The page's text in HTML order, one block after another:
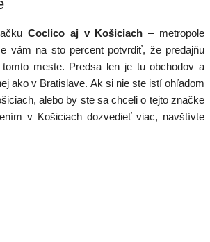
Coclico aj v Košiciach – metropole
vám na sto percent potvrdiť, že predajňu
meste. Predsa len je tu obchodov a
ako v Bratislave. Ak si nie ste istí ohľadom
alebo by ste sa chceli o tejto značke
v Košiciach dozvedieť viac, navštívte